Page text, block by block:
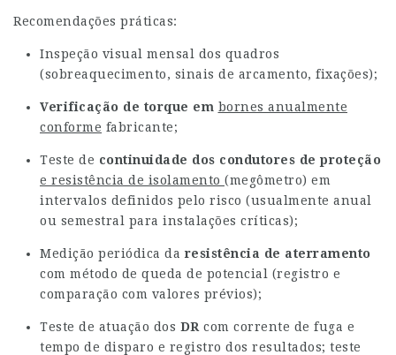
Recomendações práticas:
Inspeção visual mensal dos quadros
(sobreaquecimento, sinais de arcamento, fixações);
Verificação de torque em bornes anualmente
conforme fabricante;
Teste de continuidade dos condutores de proteção
e resistência de isolamento (megômetro) em
intervalos definidos pelo risco (usualmente anual
ou semestral para instalações críticas);
Medição periódica da resistência de aterramento
com método de queda de potencial (registro e
comparação com valores prévios);
Teste de atuação dos DR com corrente de fuga e
tempo de disparo e registro dos resultados; teste